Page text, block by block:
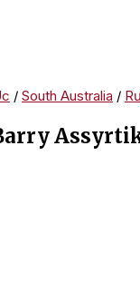
/ South Australia /